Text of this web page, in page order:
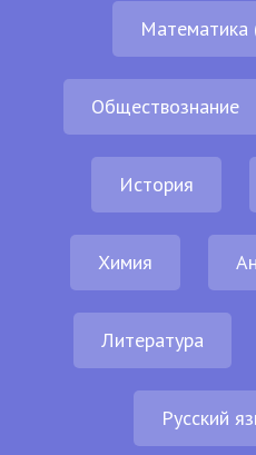
Математика
Обществознание
История
Химия
Литература
Русский